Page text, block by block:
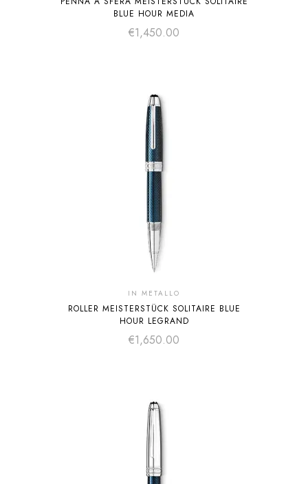
BLUE HOUR MEDIA
€1,450.00
IN METALLO
ROLLER MEISTERSTÜCK SOLITAIRE BLUE
HOUR LEGRAND
€1,650.00